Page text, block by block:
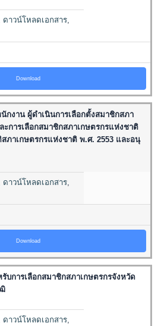
ดาวน์โหลดเอกสาร,
Download
กงาน ผู้ดำเนินการเลือกตั้งสมาชิกสภา
ะการเลือกสมาชิกสภาเกษตรกรแห่งชาติ
ภาเกษตรกรแห่งชาติ พ.ศ. 2553 และอนุ
ดาวน์โหลดเอกสาร,
Download
บการเลือกสมาชิกสภาเกษตรกรจังหวัด
ดาวน์โหลดเอกสาร,